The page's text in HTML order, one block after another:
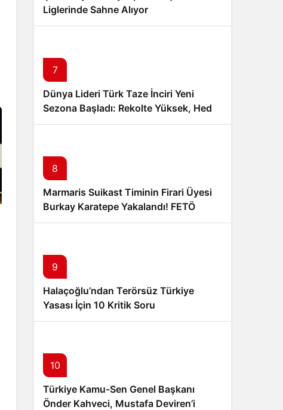
Liglerinde Sahne Alıyor
7
Dünya Lideri Türk Taze İnciri Yeni
Sezona Başladı: Rekolte Yüksek, Hedef
100 Milyon Dolar İhracat
8
Marmaris Suikast Timinin Firari Üyesi
Burkay Karatepe Yakalandı! FETÖ
Şüphelisi Adliyeye Sevk Edildi
9
Halaçoğlu’ndan Terörsüz Türkiye
Yasası İçin 10 Kritik Soru
10
Türkiye Kamu-Sen Genel Başkanı
Önder Kahveci, Mustafa Deviren’i